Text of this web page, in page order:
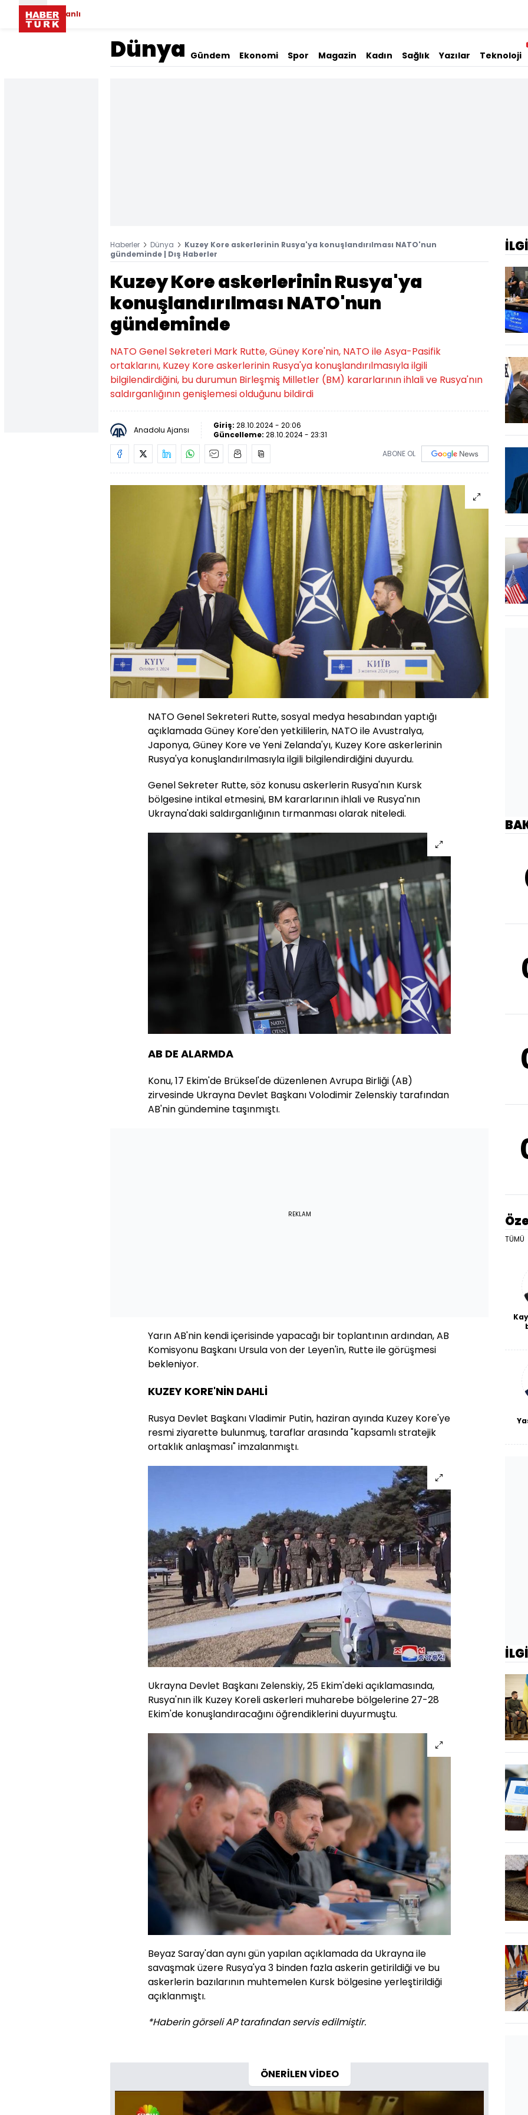
Canlı
Dünya Gündem Ekonomi Spor Magazin Kadın Sağlık Yazılar Teknoloji
Haberler Dünya
Kuzey Kore askerlerinin Rusya'ya konuşlandırılması NATO'nun
gündeminde | Dış Haberler
Kuzey Kore askerlerinin Rusya'ya
konuşlandırılması NATO'nun
gündeminde
NATO Genel Sekreteri Mark Rutte, Güney Kore'nin, NATO ile Asya-Pasifik
ortaklarını, Kuzey Kore askerlerinin Rusya'ya konuşlandırılmasıyla ilgili
bilgilendirdiğini, bu durumun Birleşmiş Milletler (BM) kararlarının ihlali ve Rusya'nın
saldırganlığının genişlemesi olduğunu bildirdi
Anadolu Ajansı Giriş: 28.10.2024 - 20:06
Güncelleme: 28.10.2024 - 23:31
ABONE OL
NATO Genel Sekreteri Rutte, sosyal medya hesabından yaptığı
açıklamada Güney Kore'den yetkililerin, NATO ile Avustralya,
Japonya, Güney Kore ve Yeni Zelanda'yı, Kuzey Kore askerlerinin
Rusya'ya konuşlandırılmasıyla ilgili bilgilendirdiğini duyurdu.
Genel Sekreter Rutte, söz konusu askerlerin Rusya'nın Kursk
bölgesine intikal etmesini, BM kararlarının ihlali ve Rusya'nın
Ukrayna'daki saldırganlığının tırmanması olarak niteledi.
AB DE ALARMDA
Konu, 17 Ekim'de Brüksel'de düzenlenen Avrupa Birliği (AB)
zirvesinde Ukrayna Devlet Başkanı Volodimir Zelenskiy tarafından
AB'nin gündemine taşınmıştı.
REKLAM
Yarın AB'nin kendi içerisinde yapacağı bir toplantının ardından, AB
Komisyonu Başkanı Ursula von der Leyen'in, Rutte ile görüşmesi
bekleniyor.
KUZEY KORE'NİN DAHLİ
Rusya Devlet Başkanı Vladimir Putin, haziran ayında Kuzey Kore'ye
resmi ziyarette bulunmuş, taraflar arasında "kapsamlı stratejik
ortaklık anlaşması" imzalanmıştı.
Ukrayna Devlet Başkanı Zelenskiy, 25 Ekim'deki açıklamasında,
Rusya'nın ilk Kuzey Koreli askerleri muharebe bölgelerine 27-28
Ekim'de konuşlandıracağını öğrendiklerini duyurmuştu.
Beyaz Saray'dan aynı gün yapılan açıklamada da Ukrayna ile
savaşmak üzere Rusya'ya 3 binden fazla askerin getirildiği ve bu
askerlerin bazılarının muhtemelen Kursk bölgesine yerleştirildiği
açıklanmıştı.
*Haberin görseli AP tarafından servis edilmiştir.
ÖNERİLEN VİDEO
TÜMÜ